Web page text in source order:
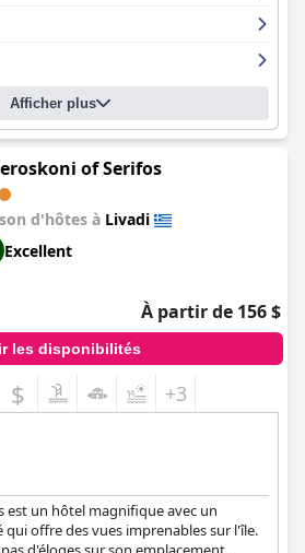
lits petits, l'expérience globale chez
des clients.
Afficher plus
of Serifos
d'hôtes à Livadi
Excellent
À partir de 156 $
les disponibilités
$ +3
est un hôtel magnifique avec un
offre des vues imprenables sur l'île.